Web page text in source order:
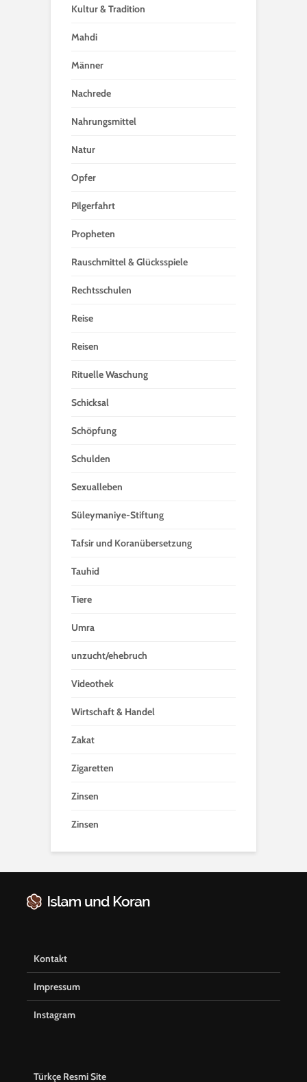
Kultur & Tradition
Mahdi
Männer
Nachrede
Nahrungsmittel
Natur
Opfer
Pilgerfahrt
Propheten
Rauschmittel & Glücksspiele
Rechtsschulen
Reise
Reisen
Rituelle Waschung
Schicksal
Schöpfung
Schulden
Sexualleben
Süleymaniye-Stiftung
Tafsir und Koranübersetzung
Tauhid
Tiere
Umra
unzucht/ehebruch
Videothek
Wirtschaft & Handel
Zakat
Zigaretten
Zinsen
Zinsen
Kontakt
Impressum
Instagram
Türkçe Resmi Site